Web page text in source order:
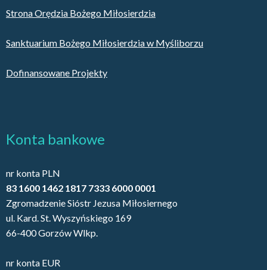
Strona Orędzia Bożego Miłosierdzia
Sanktuarium Bożego Miłosierdzia w Myśliborzu
Dofinansowane Projekty
Konta bankowe
nr konta PLN
83 1600 1462 1817 7333 6000 0001
Zgromadzenie Sióstr Jezusa Miłosiernego
ul. Kard. St. Wyszyńskiego 169
66-400 Gorzów Wlkp.
nr konta EUR